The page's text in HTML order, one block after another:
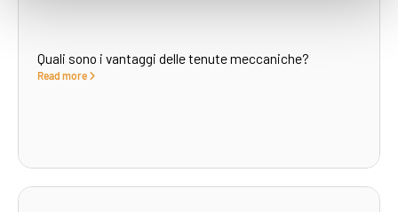
Quali sono i vantaggi delle tenute meccaniche?
Read more